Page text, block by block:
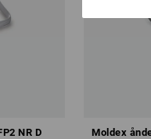
NR D Moldex